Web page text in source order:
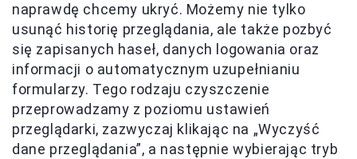
naprawdę chcemy ukryć. Możemy nie tylko
usunąć historię przeglądania, ale także pozbyć
się zapisanych haseł, danych logowania oraz
informacji o automatycznym uzupełnianiu
formularzy. Tego rodzaju czyszczenie
przeprowadzamy z poziomu ustawień
przeglądarki, zazwyczaj klikając na „Wyczyść
dane przeglądania”, a następnie wybierając tryb